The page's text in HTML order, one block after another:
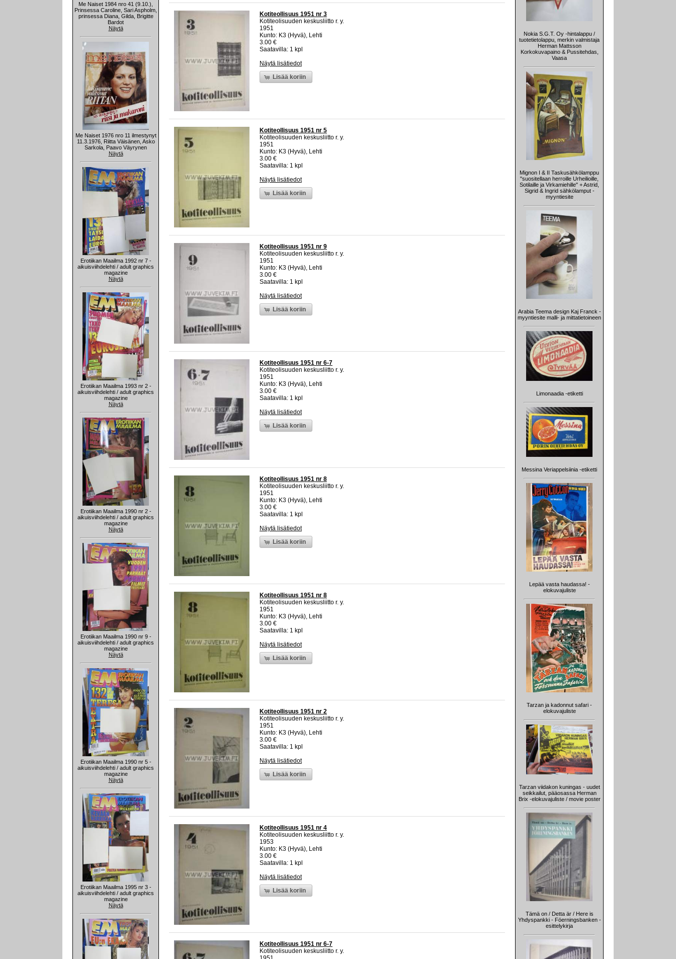
Me Naiset 1984 nro 41 (9.10.),
Prinsessa Caroline, Sari Aspholm,
prinsessa Diana, Gilda, Brigitte
Bardot
Näytä
Me Naiset 1976 nro 11 ilmestynyt
11.3.1976, Riitta Väisänen, Asko
Sarkola, Paavo Väyrynen
Näytä
Erotiikan Maailma 1992 nr 7 -
aikuisviihdelehti / adult graphics
magazine
Näytä
Erotiikan Maailma 1993 nr 2 -
aikuisviihdelehti / adult graphics
magazine
Näytä
Erotiikan Maailma 1990 nr 2 -
aikuisviihdelehti / adult graphics
magazine
Näytä
Erotiikan Maailma 1990 nr 9 -
aikuisviihdelehti / adult graphics
magazine
Näytä
Erotiikan Maailma 1990 nr 5 -
aikuisviihdelehti / adult graphics
magazine
Näytä
Erotiikan Maailma 1995 nr 3 -
aikuisviihdelehti / adult graphics
magazine
Näytä
Kotiteollisuus 1951 nr 3
Kotiteolisuuden keskusliitto r. y.
1951
Kunto: K3 (Hyvä), Lehti
3.00 €
Saatavilla: 1 kpl
Näytä lisätiedot
Lisää koriin
Kotiteollisuus 1951 nr 5
Kotiteolisuuden keskusliitto r. y.
1951
Kunto: K3 (Hyvä), Lehti
3.00 €
Saatavilla: 1 kpl
Näytä lisätiedot
Lisää koriin
Kotiteollisuus 1951 nr 9
Kotiteolisuuden keskusliitto r. y.
1951
Kunto: K3 (Hyvä), Lehti
3.00 €
Saatavilla: 1 kpl
Näytä lisätiedot
Lisää koriin
Kotiteollisuus 1951 nr 6-7
Kotiteolisuuden keskusliitto r. y.
1951
Kunto: K3 (Hyvä), Lehti
3.00 €
Saatavilla: 1 kpl
Näytä lisätiedot
Lisää koriin
Kotiteollisuus 1951 nr 8
Kotiteolisuuden keskusliitto r. y.
1951
Kunto: K3 (Hyvä), Lehti
3.00 €
Saatavilla: 1 kpl
Näytä lisätiedot
Lisää koriin
Kotiteollisuus 1951 nr 8
Kotiteolisuuden keskusliitto r. y.
1951
Kunto: K3 (Hyvä), Lehti
3.00 €
Saatavilla: 1 kpl
Näytä lisätiedot
Lisää koriin
Kotiteollisuus 1951 nr 2
Kotiteolisuuden keskusliitto r. y.
1951
Kunto: K3 (Hyvä), Lehti
3.00 €
Saatavilla: 1 kpl
Näytä lisätiedot
Lisää koriin
Kotiteollisuus 1951 nr 4
Kotiteolisuuden keskusliitto r. y.
1953
Kunto: K3 (Hyvä), Lehti
3.00 €
Saatavilla: 1 kpl
Näytä lisätiedot
Lisää koriin
Kotiteollisuus 1951 nr 6-7
Kotiteolisuuden keskusliitto r. y.
Nokia S.G.T. Oy -hintalappu /
tuotetietolappu, merkin valmistaja
Herman Mattsson
Korkokuvapaino & Pussitehdas,
Vaasa
Mignon I & II Taskusähkölamppu
"suositellaan herroille Urheilioille,
Sotilaille ja Virkamiehille" + Astrid,
Sigrid & Ingrid sähkölamput -
myyntiesite
Arabia Teema design Kaj Franck -
myyntiesite malli- ja mittatietoineen
Limonaadia -etiketti
Messina Veriappelsiinia -etiketti
Lepää vasta haudassa! -
elokuvajuliste
Tarzan ja kadonnut safari -
elokuvajuliste
Tarzan viidakon kuningas - uudet
seikkailut, pääosassa Herman
Brix -elokuvajuliste / movie poster
Tämä on / Detta är / Here is
Yhdyspankki - Föerningsbanken -
esittelykirja